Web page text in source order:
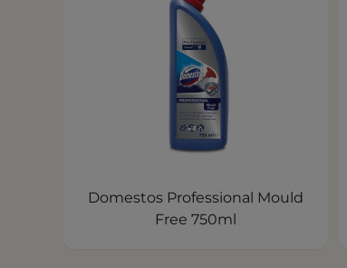
Domestos Professional Mould
Free 750ml